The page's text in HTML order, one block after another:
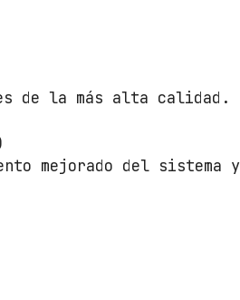
de la más alta calidad.
mejorado del sistema y